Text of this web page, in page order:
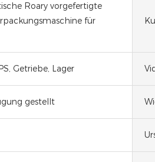
Roary vorgefertigte
für
Getriebe, Lager
gestellt